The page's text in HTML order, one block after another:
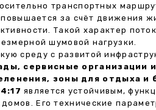
транспортных
за счёт движения
Такой характер
шумовой нагрузки.
среду с развитой
сервисные организации
зоны для отдыха
является устойчивым,
Его технические